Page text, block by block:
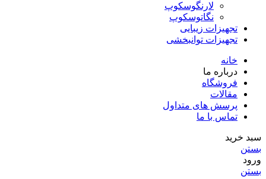
لارنگوسکوپ
نگاتوسکوپ
تجهیزات زیبایی
تجهیزات توانبخشی
خانه
درباره ما
فروشگاه
مقالات
پرسش های متداول
تماس با ما
سبد خرید
بستن
ورود
بستن